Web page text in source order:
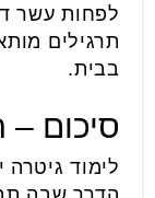
לפחות עשר
תרגילים
בבית.
סיכום –
לימוד